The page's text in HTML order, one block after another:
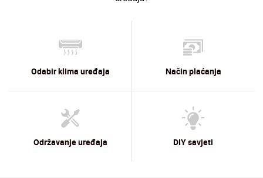
Odabir klima uređaja Način plaćanja
Održavanje uređaja DIY savjeti